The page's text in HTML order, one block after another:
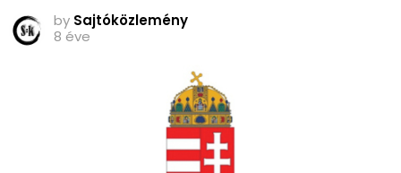
by Sajtóközlemény
8 éve